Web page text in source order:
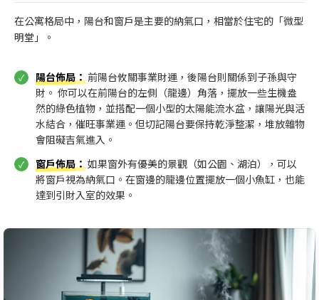
在公寓格局中，陽台和窗戶是主要的納氣口，相當於住宅的「微型
明堂」。
陽台佈局： 前陽台攸關事業財運，後陽台則關係到子孫與守
財。 你可以在前陽台的左側（龍邊）角落，擺放一些生機盎
然的綠色植物，並搭配一個小型的太陽能流水盆，讓陽光與活
水結合，催旺事業運。但切記陽台要保持乾淨整潔，堆放雜物
會阻礙吉氣進入。
窗戶佈局：如果窗外有優美的景觀（如公園、湖泊），可以
將窗戶視為納氣口。在窗邊的龍邊位置擺放一個小魚缸，也能
達到引財入室的效果。